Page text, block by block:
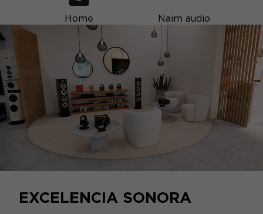
Home Naim audio
EXCELENCIA SONORA